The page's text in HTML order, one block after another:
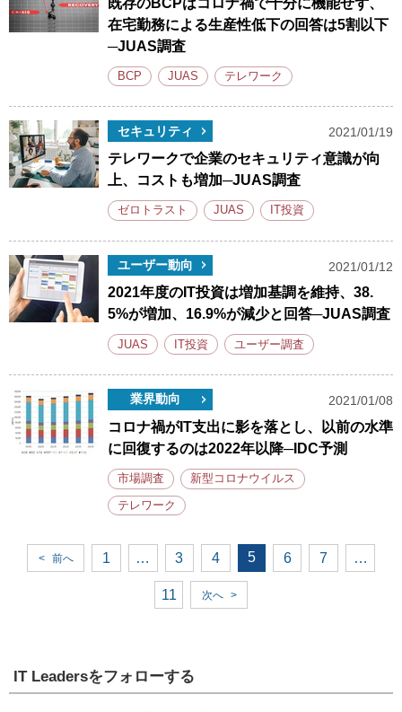
在宅勤務による生産性低下の回答は5割以下
─JUAS調査
BCP JUAS テレワーク
セキュリティ 2021/01/19
テレワークで企業のセキュリティ意識が向
上、コストも増加─JUAS調査
ゼロトラスト JUAS IT投資
ユーザー動向 2021/01/12
2021年度のIT投資は増加基調を維持、38.
5%が増加、16.9%が減少と回答─JUAS調査
JUAS IT投資 ユーザー調査
業界動向 2021/01/08
コロナ禍がIT支出に影を落とし、以前の水準
に回復するのは2022年以降─IDC予測
市場調査 新型コロナウイルス
テレワーク
< 前へ 1 … 3 4 5 6 7 …
11 次へ >
IT Leadersをフォローする